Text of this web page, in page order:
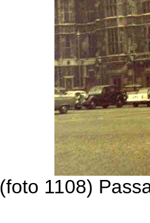
(foto 1108)